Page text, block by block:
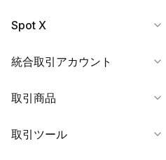
Spot X
統合取引アカウント
取引商品
取引ツール